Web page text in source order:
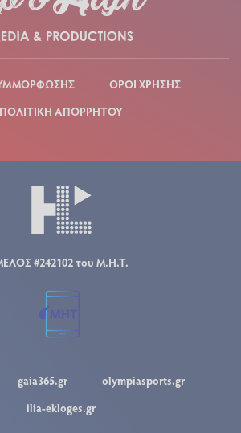
ΟΡΟΙ ΧΡΗΣΗΣ
ΠΟΛΙΤΙΚΗ ΑΠΟΡΡΗΤΟΥ
#242102 του Μ.Η.Τ.
gaia365.gr
olympiasports.gr
ilia-ekloges.gr